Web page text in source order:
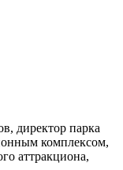
директор парка
комплексом,
аттракциона,